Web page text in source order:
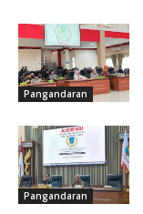
Pangandaran
Pangandaran